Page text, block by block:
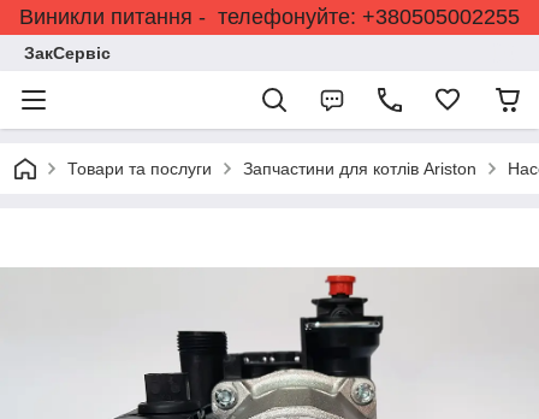
Виникли питання - телефонуйте: +380505002255
ЗакСервіс
Товари та послуги Запчастини для котлів Ariston